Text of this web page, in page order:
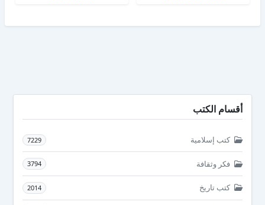
أقسام الكتب
كتب إسلامية 7229
فكر وثقافة 3794
كتب تاريخ 2014